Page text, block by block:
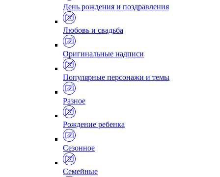
День рождения и поздравления
Любовь и свадьба
Оригинальные надписи
Популярные персонажи и темы
Разное
Рождение ребенка
Сезонное
Семейные